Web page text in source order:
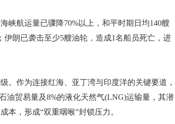
航运量已骤降70%以上，和平时期日均140艘
朗已袭击至少5艘油轮，造成1名船员死亡，进
作为连接红海、亚丁湾与印度洋的关键要道，
油贸易量及8%的液化天然气(LNG)运输量，其潜
本，形成“双重咽喉”封锁压力。